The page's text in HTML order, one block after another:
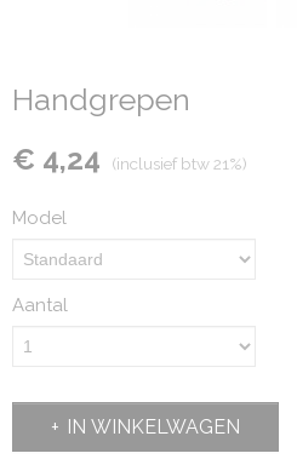
Handgrepen
€ 4,24 (inclusief btw 21%)
Model
Aantal
IN WINKELWAGEN